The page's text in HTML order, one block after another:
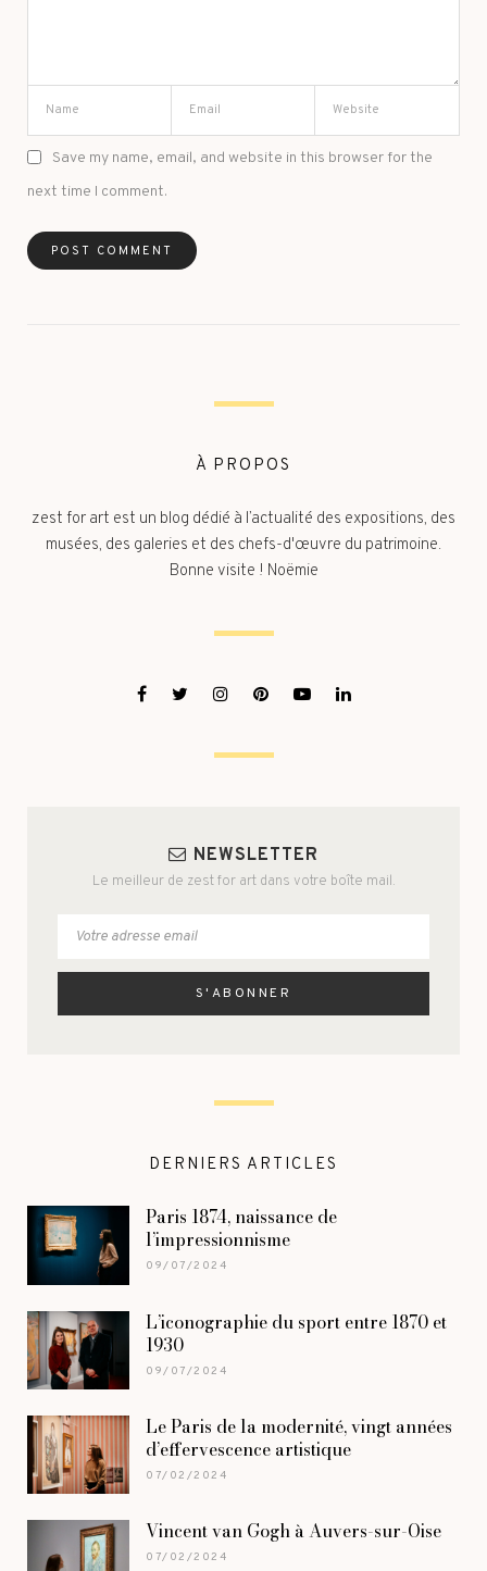
Save my name, email, and website in this browser for the
next time I comment.
À PROPOS
zest for art est un blog dédié à l’actualité des expositions, des
musées, des galeries et des chefs-d'œuvre du patrimoine.
Bonne visite ! Noëmie
NEWSLETTER
Le meilleur de zest for art dans votre boîte mail.
DERNIERS ARTICLES
Paris 1874, naissance de
l’impressionnisme
09/07/2024
L’iconographie du sport entre 1870 et
1930
09/07/2024
Le Paris de la modernité, vingt années
d’effervescence artistique
07/02/2024
Vincent van Gogh à Auvers-sur-Oise
07/02/2024